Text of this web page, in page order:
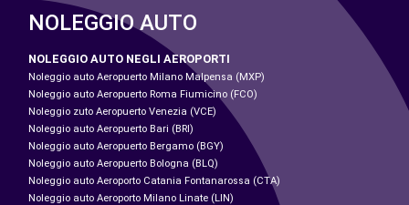
NOLEGGIO AUTO
NOLEGGIO AUTO NEGLI AEROPORTI
Noleggio auto Aeropuerto Milano Malpensa (MXP)
Noleggio auto Aeropuerto Roma Fiumicino (FCO)
Noleggio zuto Aeropuerto Venezia (VCE)
Noleggio auto Aeropuerto Bari (BRI)
Noleggio auto Aeropuerto Bergamo (BGY)
Noleggio auto Aeropuerto Bologna (BLQ)
Noleggio auto Aeroporto Catania Fontanarossa (CTA)
Noleggio auto Aeroporto Milano Linate (LIN)